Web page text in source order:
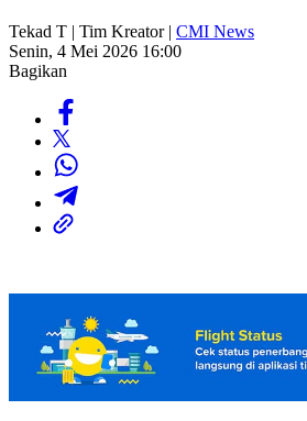
Tekad T | Tim Kreator | CMI News
Senin, 4 Mei 2026 16:00
Bagikan